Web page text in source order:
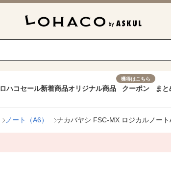
ロハコセール新着商品オリジナル商品
獲得はこちら
クーポン まと
ノート（A6） ナカバヤシ FSC-MX ロジカルノー